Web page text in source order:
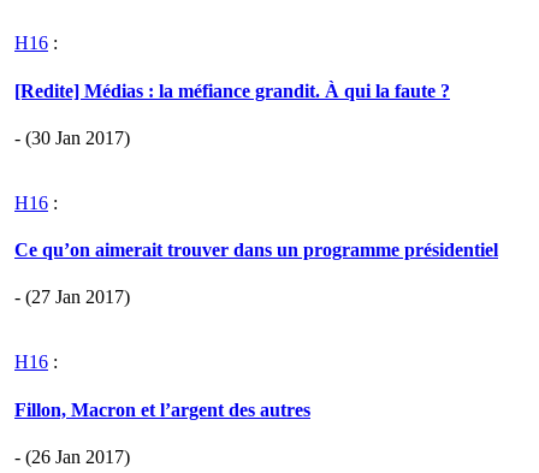
H16 :
[Redite] Médias : la méfiance grandit. À qui la faute ?
- (30 Jan 2017)
H16 :
Ce qu’on aimerait trouver dans un programme présidentiel
- (27 Jan 2017)
H16 :
Fillon, Macron et l’argent des autres
- (26 Jan 2017)